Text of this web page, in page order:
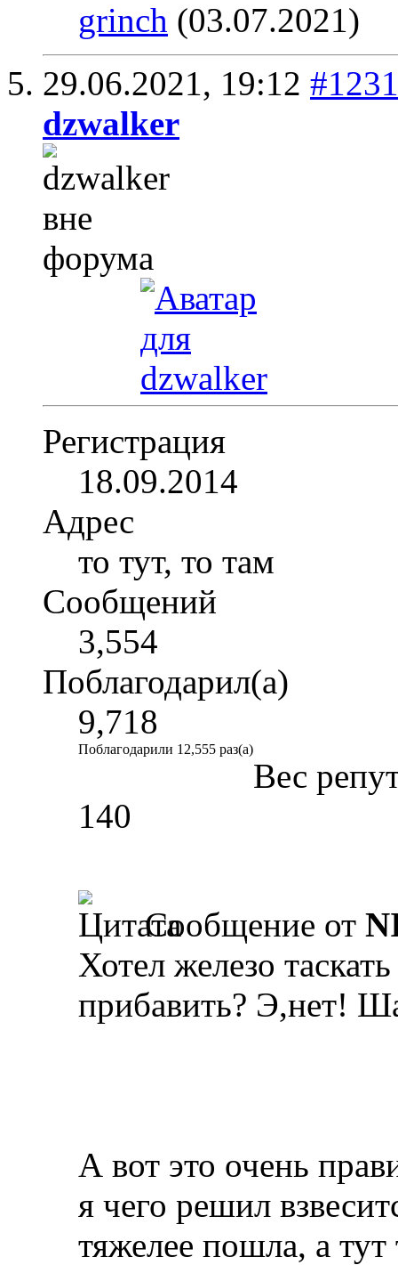
grinch (03.07.2021)
29.06.2021, 19:12
dzwalker
Регистрация
18.09.2014
Адрес
то тут, то там
Сообщений
3,554
Поблагодарил(а)
9,718
Поблагодарили 12,555 раз(а)
Вес
140
Сообщение от
Хотел железо
прибавить? Э,нет!
А вот это очень
я чего решил
тяжелее пошла, а